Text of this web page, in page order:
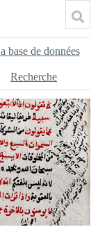
base de données
Recherche